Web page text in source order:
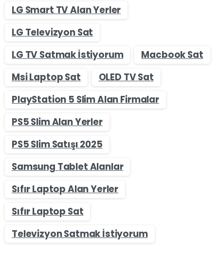
LG Smart TV Alan Yerler
LG Televizyon Sat
LG TV Satmak İstiyorum
Macbook Sat
Msi Laptop Sat
OLED TV Sat
PlayStation 5 Slim Alan Firmalar
PS5 Slim Alan Yerler
PS5 Slim Satışı 2025
Samsung Tablet Alanlar
Sıfır Laptop Alan Yerler
Sıfır Laptop Sat
Televizyon Satmak İstiyorum